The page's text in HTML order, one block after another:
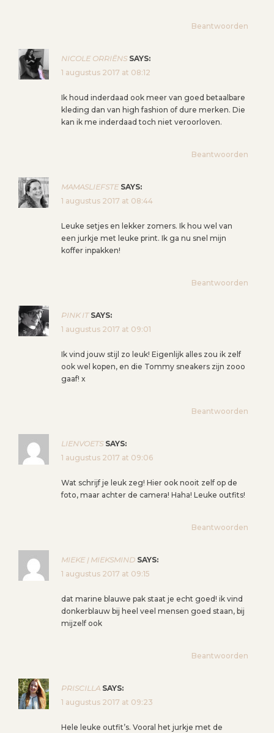
Beantwoorden
NICOLE ORRIËNS SAYS:
1 augustus 2017 at 08:12
Ik houd inderdaad ook meer van goed betaalbare
kleding dan van high fashion of dure merken. Die
kan ik me inderdaad toch niet veroorloven.
Beantwoorden
MAMASLIEFSTE SAYS:
1 augustus 2017 at 08:44
Leuke setjes en lekker zomers. Ik hou wel van
een jurkje met leuke print. Ik ga nu snel mijn
koffer inpakken!
Beantwoorden
PINK IT SAYS:
1 augustus 2017 at 09:01
Ik vind jouw stijl zo leuk! Eigenlijk alles zou ik zelf
ook wel kopen, en die Tommy sneakers zijn zooo
gaaf! x
Beantwoorden
LIENVOETS SAYS:
1 augustus 2017 at 09:06
Wat schrijf je leuk zeg! Hier ook nooit zelf op de
foto, maar achter de camera! Haha! Leuke outfits!
Beantwoorden
MIEKE | MIEKSMIND SAYS:
1 augustus 2017 at 09:15
dat marine blauwe pak staat je echt goed! ik vind
donkerblauw bij heel veel mensen goed staan, bij
mijzelf ook
Beantwoorden
PRISCILLA SAYS:
1 augustus 2017 at 09:23
Hele leuke outfit’s. Vooral het jurkje met de